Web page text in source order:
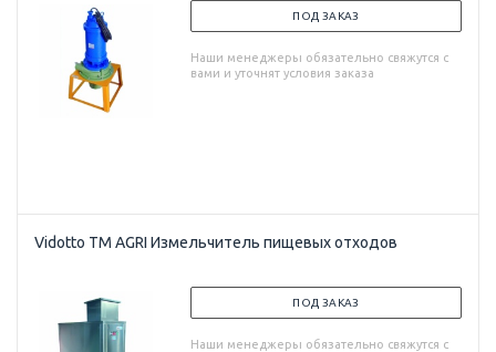
ПОД ЗАКАЗ
Наши менеджеры обязательно свяжутся с
вами и уточнят условия заказа
Vidotto TM AGRI Измельчитель пищевых отходов
ПОД ЗАКАЗ
Наши менеджеры обязательно свяжутся с